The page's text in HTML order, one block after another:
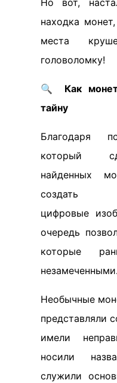
Но вот,
находка
места
головоломку!
🔍 Как
тайну
Благодаря
который
найденных
создать
цифровые
очередь
которые
незамеченными.
Необычные
представляли
имели
носили
служили